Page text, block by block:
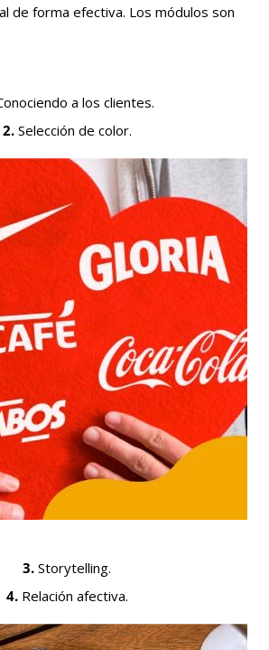
de forma efectiva. Los módulos son
a los clientes.
2.Selección de color.
3. Storytelling.
4.Relación afectiva.